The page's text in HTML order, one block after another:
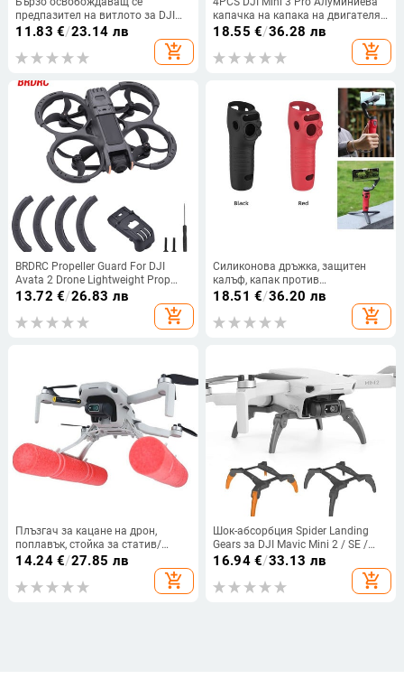
предпазител на витлото за DJI
Mini 2/Mini SE Защитен пръстен
против сблъсък Предпазители на
витлото Преносим аксесоар
11.83 €/23.14 лв
add_shopping_cart
капачка на капака на двигателя
Drone Прахоустойчив протектор
на двигателя Guard Защитен
аксесоар за DJI Mini 3 Pro
18.55 €/36.28 лв
add_shopping_cart
BRDRC Propeller Guard For DJI
Avata 2 Drone Lightweight Prop
Protector Anti-Collision Bumper
13.72 €/26.83 лв
add_shopping_cart
Силиконова дръжка, защитен
калъф, капак против
надраскване за DJI Osmo Mobile
6 Gimbal аксесоари, устойчив на
надраскване
18.51 €/36.20 лв
add_shopping_cart
Плъзгач за кацане на дрон,
поплавък, стойка за статив/
комплект с пръчка за
плаваемост, аксесоари, крака на
колесника за DJI Mini/Mini 2 SE
14.24€/27.85 лв
add_shopping_cart
Шок-абсорбция Spider Landing
Gears за DJI Mavic Mini 2 / SE /
MINI 1 Drone Сгъваеми
удължителни крака Защитна
опора на стойката
16.94€/33.13 лв
add_shopping_cart